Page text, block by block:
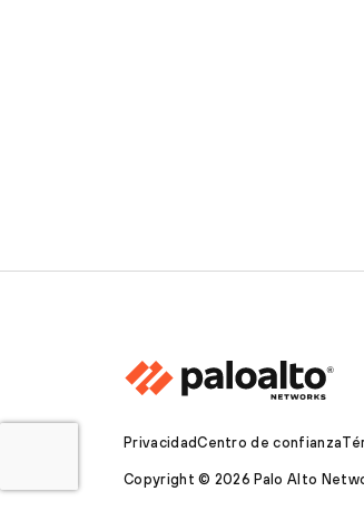
PrivacidadCentro de confianza
Copyright © 2026 Palo Alto